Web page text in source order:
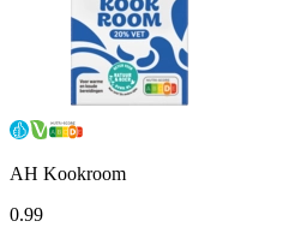
AH Kookroom
0.99